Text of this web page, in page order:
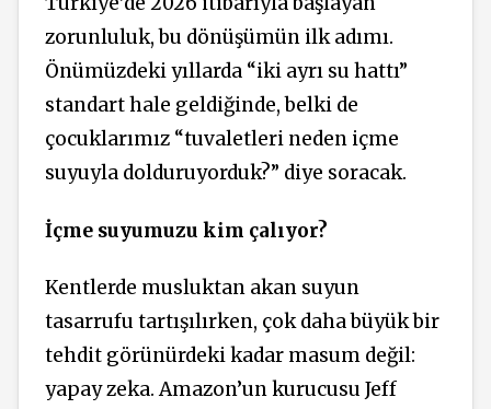
zorunluluk, bu dönüşümün ilk adımı.
Önümüzdeki yıllarda “iki ayrı su hattı”
standart hale geldiğinde, belki de
çocuklarımız “tuvaletleri neden içme
suyuyla dolduruyorduk?” diye soracak.
İçme suyumuzu kim çalıyor?
Kentlerde musluktan akan suyun
tasarrufu tartışılırken, çok daha büyük bir
tehdit görünürdeki kadar masum değil:
yapay zeka. Amazon’un kurucusu Jeff